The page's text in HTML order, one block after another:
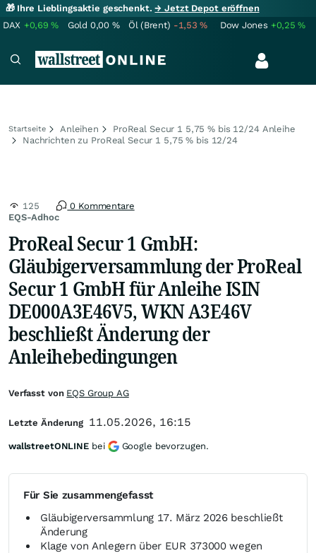
🎁 Ihre Lieblingsaktie geschenkt.→ Jetzt Depot eröffnen
DAX +0,69% Gold 0,00 % Öl (Brent) -1,53% Dow Jones +0,25%
Startseite Anleihen
ProReal Secur 1 5,75 % bis 12/24 Anleihe
Nachrichten zu ProReal Secur 1 5,75 % bis 12/24
EQS-Adhoc
125 0 Kommentare
ProReal Secur 1 GmbH:
Gläubigerversammlung der ProReal
Secur 1 GmbH für Anleihe ISIN
DE000A3E46V5, WKN A3E46V
beschließt Änderung der
Anleihebedingungen
Für Sie zusammengefasst
Gläubigerversammlung 17. März 2026 beschließt
Änderung
Klage von Anlegern über EUR 373000 wegen
Verfasst von EQS Group AG
Letzte Änderung 11.05.2026, 16:15
wallstreetONLINE bei Google bevorzugen.